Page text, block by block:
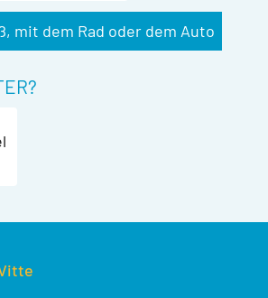
mit dem Rad oder dem Auto